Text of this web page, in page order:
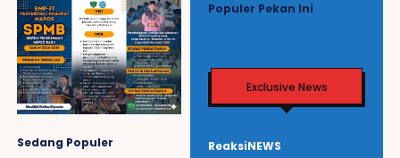
Sedang Populer
Populer Pekan Ini
Exclusive News
ReaksiNEWS